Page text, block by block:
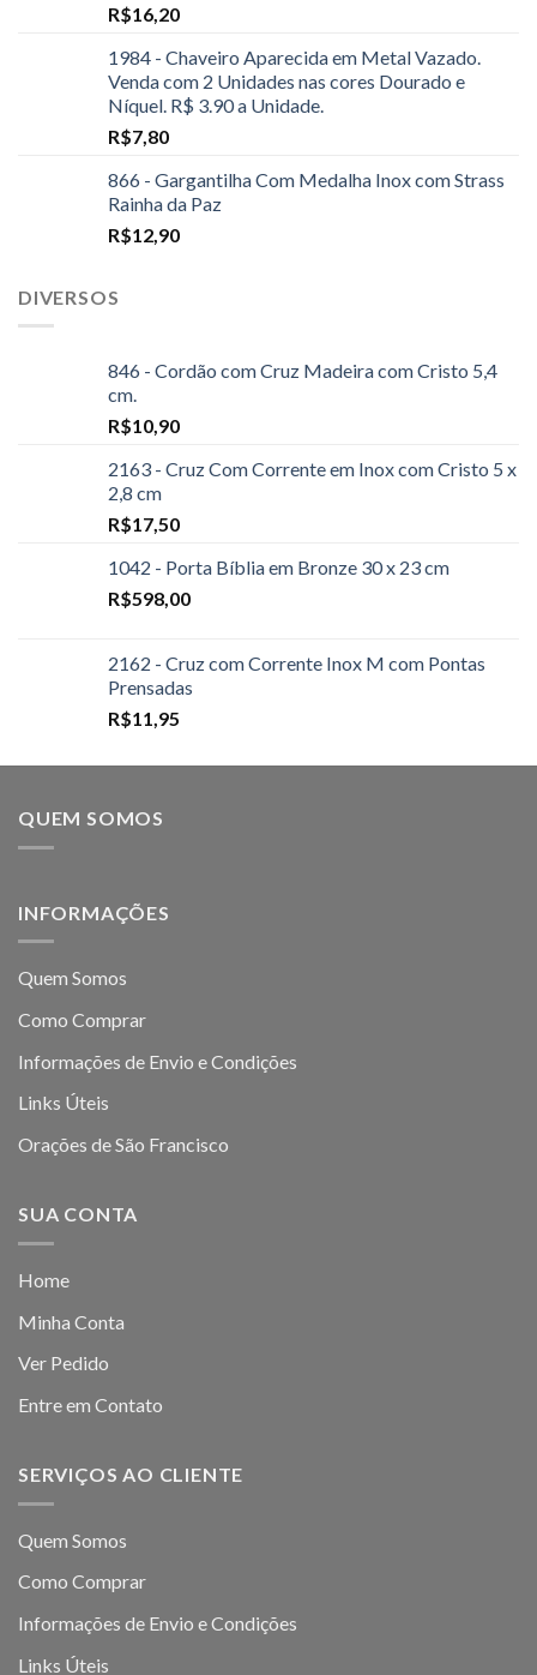
R$16,20
1984 - Chaveiro Aparecida em Metal Vazado.
Venda com 2 Unidades nas cores Dourado e
Níquel. R$ 3.90 a Unidade.
R$7,80
866 - Gargantilha Com Medalha Inox com Strass
Rainha da Paz
R$12,90
DIVERSOS
846 - Cordão com Cruz Madeira com Cristo 5,4
cm.
R$10,90
2163 - Cruz Com Corrente em Inox com Cristo 5 x
2,8 cm
R$17,50
1042 - Porta Bíblia em Bronze 30 x 23 cm
R$598,00
2162 - Cruz com Corrente Inox M com Pontas
Prensadas
R$11,95
QUEM SOMOS
INFORMAÇÕES
Quem Somos
Como Comprar
Informações de Envio e Condições
Links Úteis
Orações de São Francisco
SUA CONTA
Home
Minha Conta
Ver Pedido
Entre em Contato
SERVIÇOS AO CLIENTE
Quem Somos
Como Comprar
Informações de Envio e Condições
Links Úteis